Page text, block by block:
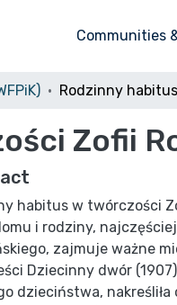
Communities
Zofii
habitus w twórczości
i rodziny,
zajmuje ważne
Dziecinny dwór
dzieciństwa,